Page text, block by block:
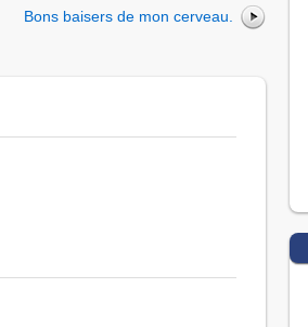
Bons baisers de mon cerveau.